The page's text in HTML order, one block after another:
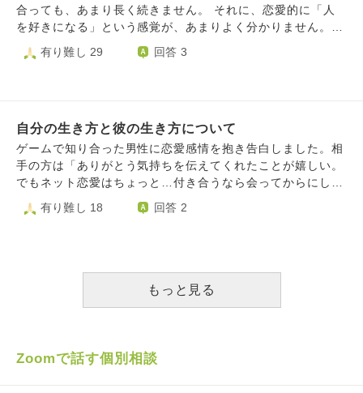
ば「お互いに、自分の事に関するお金の貸し借りはやめよ
う」と暗黙の了解である場合、 援助してくれない＝愛がな
事」と思われますか？ 内容が分かりにくく、すみませんm(_
合っても、あまり長く続きません。 それに、恋愛的に「人
を好きになる」という感覚が、あまりよく分かりません。恋
愛感情がひとつもない訳では無いけど、付き合うときも、
「この人が好きだから」というより、「この人のことをもっ
とが多いです。それが、誠実じゃないんじゃないかと感じて
いて、それが一番苦しいです。 ドキドキするのも、実はあ
まり好きではありません。相手のことばかり考えて、やるべ
きことが手につかなくなる自分も好きじゃないし、ドキドキ
す。ドキドキは一時的なものだと思うので、その感情をあま
をしている姿を見ると、羨ましいなとも思います。 私は、
恋愛している自分をあまり好きになれません。 ちゃんと人
自分、そんな自分を好きになれません。本当は、常に誠実で
ありたいです。恋愛になると自分は誠実じゃない気がして、
有り難し 29 回答 3
自分の生き方と彼の生き方について
ゲームで知り合った男性に恋愛感情を抱き告白しました。相
手の方は「ありがとう気持ちを伝えてくれたことが嬉しい。
でもネット恋愛はちょっと…付き合うなら会ってからにしよ
う」と言われました。数ヶ月後に会う予定です。 その間に
通話でたくさん話したり、ゲーム一緒にしたりはしますが恋
り響いてない気もして… 向こうも気持ちを表現するのが下
ともあります。 それに対して彼は「自分の気持ちがわから
ないし、恋愛得意じゃない。でも自分はこの(おそらく私達
有り難し 18 回答 2
もっと見る
Zoomで話す個別相談